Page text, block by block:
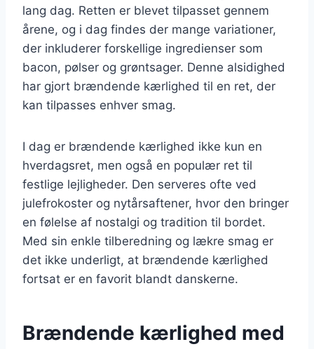
lang dag. Retten er blevet tilpasset gennem
årene, og i dag findes der mange variationer,
der inkluderer forskellige ingredienser som
bacon, pølser og grøntsager. Denne alsidighed
har gjort brændende kærlighed til en ret, der
kan tilpasses enhver smag.
I dag er brændende kærlighed ikke kun en
hverdagsret, men også en populær ret til
festlige lejligheder. Den serveres ofte ved
julefrokoster og nytårsaftener, hvor den bringer
en følelse af nostalgi og tradition til bordet.
Med sin enkle tilberedning og lækre smag er
det ikke underligt, at brændende kærlighed
fortsat er en favorit blandt danskerne.
Brændende kærlighed med